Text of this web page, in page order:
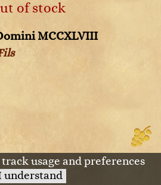
usage and preferences
understand
of stock
MCCXLVIII